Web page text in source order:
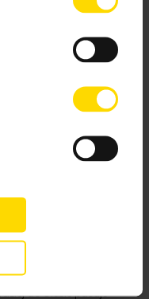
upominek, ale
mu o jego
zasiądźcie przed
międzyczasie
w kilku
do Ciebie pasuje –